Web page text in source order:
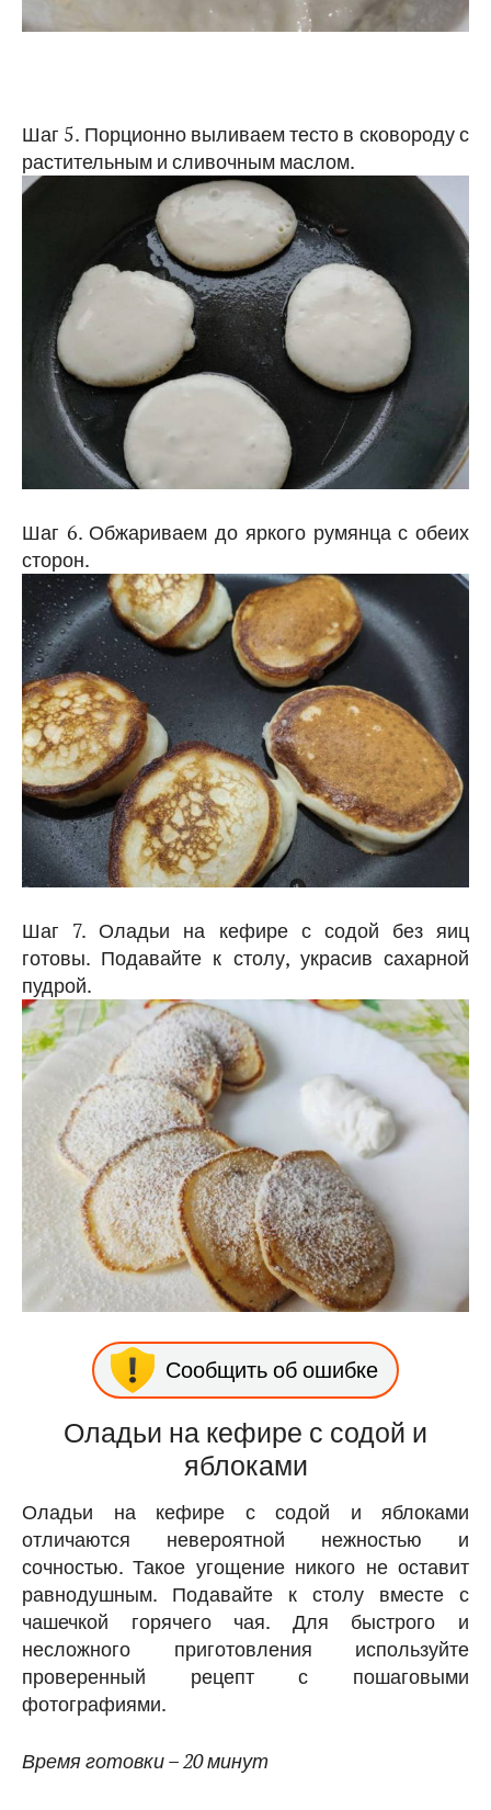
Шаг 5. Порционно выливаем тесто в сковороду с
растительным и сливочным маслом.
Шаг 6. Обжариваем до яркого румянца с обеих
сторон.
Шаг 7. Оладьи на кефире с содой без яиц
готовы. Подавайте к столу, украсив сахарной
пудрой.
Сообщить об ошибке
Оладьи на кефире с содой и
яблоками
Оладьи на кефире с содой и яблоками
отличаются невероятной нежностью и
сочностью. Такое угощение никого не оставит
равнодушным. Подавайте к столу вместе с
чашечкой горячего чая. Для быстрого и
несложного приготовления используйте
проверенный рецепт с пошаговыми
фотографиями.
Время готовки – 20 минут